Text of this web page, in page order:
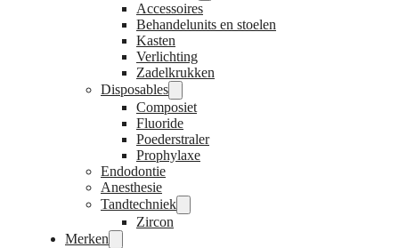
Accessoires
Behandelunits en stoelen
Kasten
Verlichting
Zadelkrukken
Disposables
Composiet
Fluoride
Poederstraler
Prophylaxe
Endodontie
Anesthesie
Tandtechniek
Zircon
Merken